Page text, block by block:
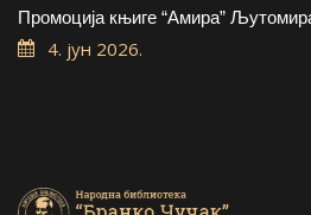
Промоција књиге “Амира”
4. јун 2026.